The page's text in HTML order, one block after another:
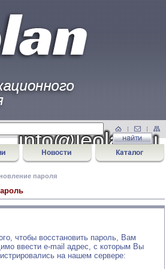
пароля
чтобы восстановить пароль, Вам
ввести e-mail адрес, с которым Вы
на нашем сервере: